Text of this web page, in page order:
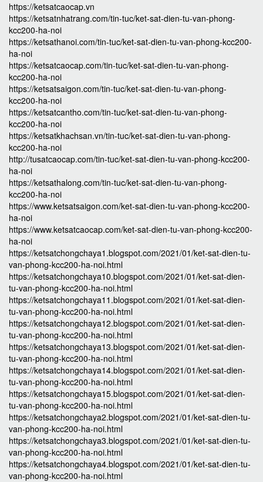
https://ketsatcaocap.vn
https://ketsatnhatrang.com/tin-tuc/ket-sat-dien-tu-van-phong-
kcc200-ha-noi
https://ketsathanoi.com/tin-tuc/ket-sat-dien-tu-van-phong-kcc200-
ha-noi
https://ketsatcaocap.com/tin-tuc/ket-sat-dien-tu-van-phong-
kcc200-ha-noi
https://ketsatsaigon.com/tin-tuc/ket-sat-dien-tu-van-phong-
kcc200-ha-noi
https://ketsatcantho.com/tin-tuc/ket-sat-dien-tu-van-phong-
kcc200-ha-noi
https://ketsatkhachsan.vn/tin-tuc/ket-sat-dien-tu-van-phong-
kcc200-ha-noi
http://tusatcaocap.com/tin-tuc/ket-sat-dien-tu-van-phong-kcc200-
ha-noi
https://ketsathalong.com/tin-tuc/ket-sat-dien-tu-van-phong-
kcc200-ha-noi
https://www.ketsatsaigon.com/ket-sat-dien-tu-van-phong-kcc200-
ha-noi
https://www.ketsatcaocap.com/ket-sat-dien-tu-van-phong-kcc200-
ha-noi
https://ketsatchongchaya1.blogspot.com/2021/01/ket-sat-dien-tu-
van-phong-kcc200-ha-noi.html
https://ketsatchongchaya10.blogspot.com/2021/01/ket-sat-dien-
tu-van-phong-kcc200-ha-noi.html
https://ketsatchongchaya11.blogspot.com/2021/01/ket-sat-dien-
tu-van-phong-kcc200-ha-noi.html
https://ketsatchongchaya12.blogspot.com/2021/01/ket-sat-dien-
tu-van-phong-kcc200-ha-noi.html
https://ketsatchongchaya13.blogspot.com/2021/01/ket-sat-dien-
tu-van-phong-kcc200-ha-noi.html
https://ketsatchongchaya14.blogspot.com/2021/01/ket-sat-dien-
tu-van-phong-kcc200-ha-noi.html
https://ketsatchongchaya15.blogspot.com/2021/01/ket-sat-dien-
tu-van-phong-kcc200-ha-noi.html
https://ketsatchongchaya2.blogspot.com/2021/01/ket-sat-dien-tu-
van-phong-kcc200-ha-noi.html
https://ketsatchongchaya3.blogspot.com/2021/01/ket-sat-dien-tu-
van-phong-kcc200-ha-noi.html
https://ketsatchongchaya4.blogspot.com/2021/01/ket-sat-dien-tu-
van-phong-kcc200-ha-noi.html